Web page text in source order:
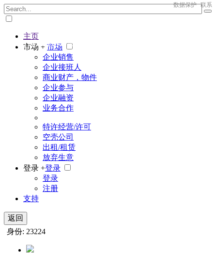
The big marketplace for business
数据保护 联系
主页
市场 + 市场
企业销售
企业接班人
商业财产，物件
企业参与
企业融资
业务合作
特许经营/许可
空壳公司
出租/租赁
放弃生意
登录 +登录
登录
注册
支持
返回
身份: 23224